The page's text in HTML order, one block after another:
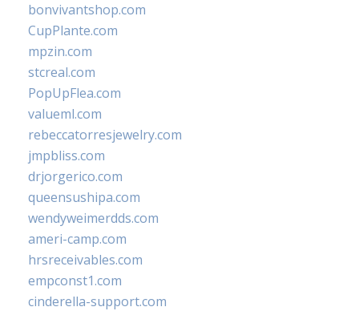
bonvivantshop.com
CupPlante.com
mpzin.com
stcreal.com
PopUpFlea.com
valueml.com
rebeccatorresjewelry.com
jmpbliss.com
drjorgerico.com
queensushipa.com
wendyweimerdds.com
ameri-camp.com
hrsreceivables.com
empconst1.com
cinderella-support.com